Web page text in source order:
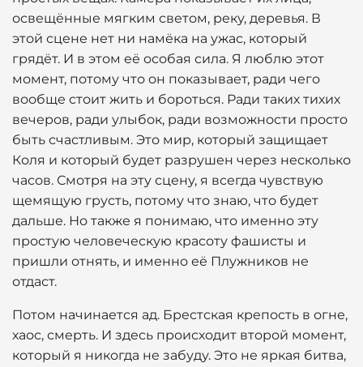
освещённые мягким светом, реку, деревья. В
этой сцене нет ни намёка на ужас, который
грядёт. И в этом её особая сила. Я люблю этот
момент, потому что он показывает, ради чего
вообще стоит жить и бороться. Ради таких тихих
вечеров, ради улыбок, ради возможности просто
быть счастливым. Это мир, который защищает
Коля и который будет разрушен через несколько
часов. Смотря на эту сцену, я всегда чувствую
щемящую грусть, потому что знаю, что будет
дальше. Но также я понимаю, что именно эту
простую человеческую красоту фашисты и
пришли отнять, и именно её Плужников не
отдаст.
Потом начинается ад. Брестская крепость в огне,
хаос, смерть. И здесь происходит второй момент,
который я никогда не забуду. Это не яркая битва,